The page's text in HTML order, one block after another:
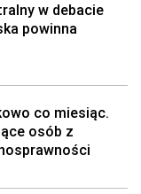
w debacie
powinna
co miesiąc.
osób z